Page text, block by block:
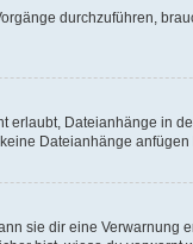
durchzuführen,
Dateianhänge in
Dateianhänge anfügen
sie dir eine Verwarnung